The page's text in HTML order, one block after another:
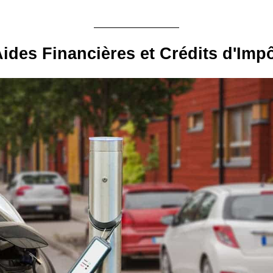
Financières et Crédits